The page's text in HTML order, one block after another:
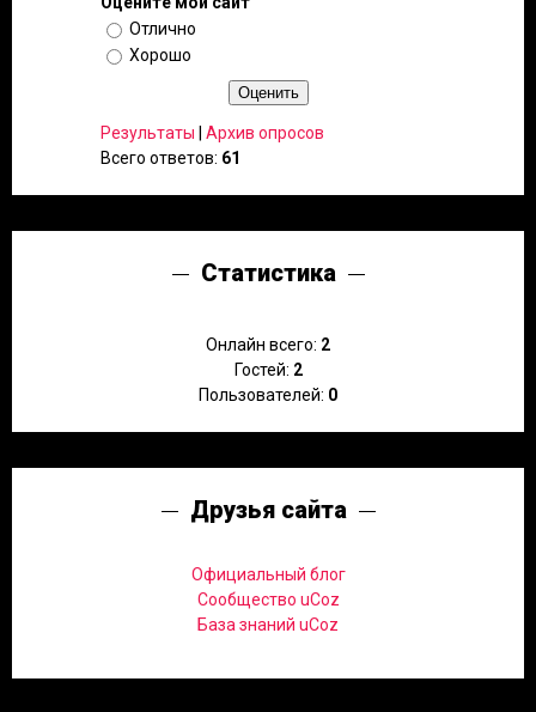
Отлично
Хорошо
Результаты | Архив опросов
Всего ответов: 61
Статистика
Онлайн всего: 2
Гостей: 2
Пользователей: 0
Друзья сайта
Официальный блог
Сообщество uCoz
База знаний uCoz